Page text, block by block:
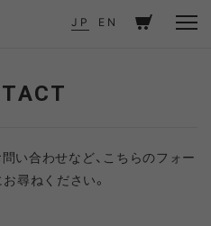
JP EN
い合わせなど、こちらのフォー
尋ねください。